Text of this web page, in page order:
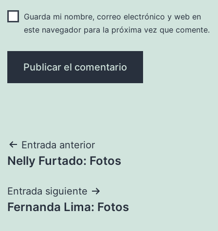
Guarda mi nombre, correo electrónico y web en
este navegador para la próxima vez que comente.
Navegación
de
entradas
Entrada anterior
Nelly Furtado: Fotos
Entrada siguiente
Fernanda Lima: Fotos